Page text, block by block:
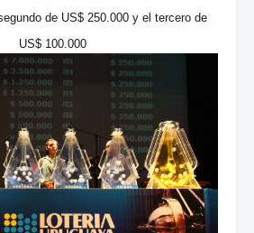
de US$ 250.000 y el tercero de
US$ 100.000